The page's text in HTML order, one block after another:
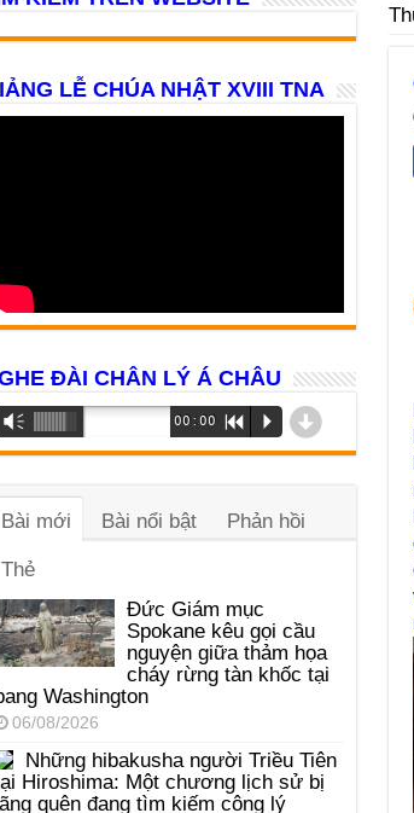
LỄ CHÚA NHẬT XVIII TNA
ĐÀI CHÂN LÝ Á CHÂU
Vm 00:00 R P d
Bài mới Bài nổi bật Phản hồi
Thẻ
Đức Giám mục
Spokane kêu gọi cầu
nguyện giữa thảm họa
cháy rừng tàn khốc tại
Washington
06/08/2026
Những hibakusha người Triều Tiên
Hiroshima: Một chương lịch sử bị
quên đang tìm kiếm công lý